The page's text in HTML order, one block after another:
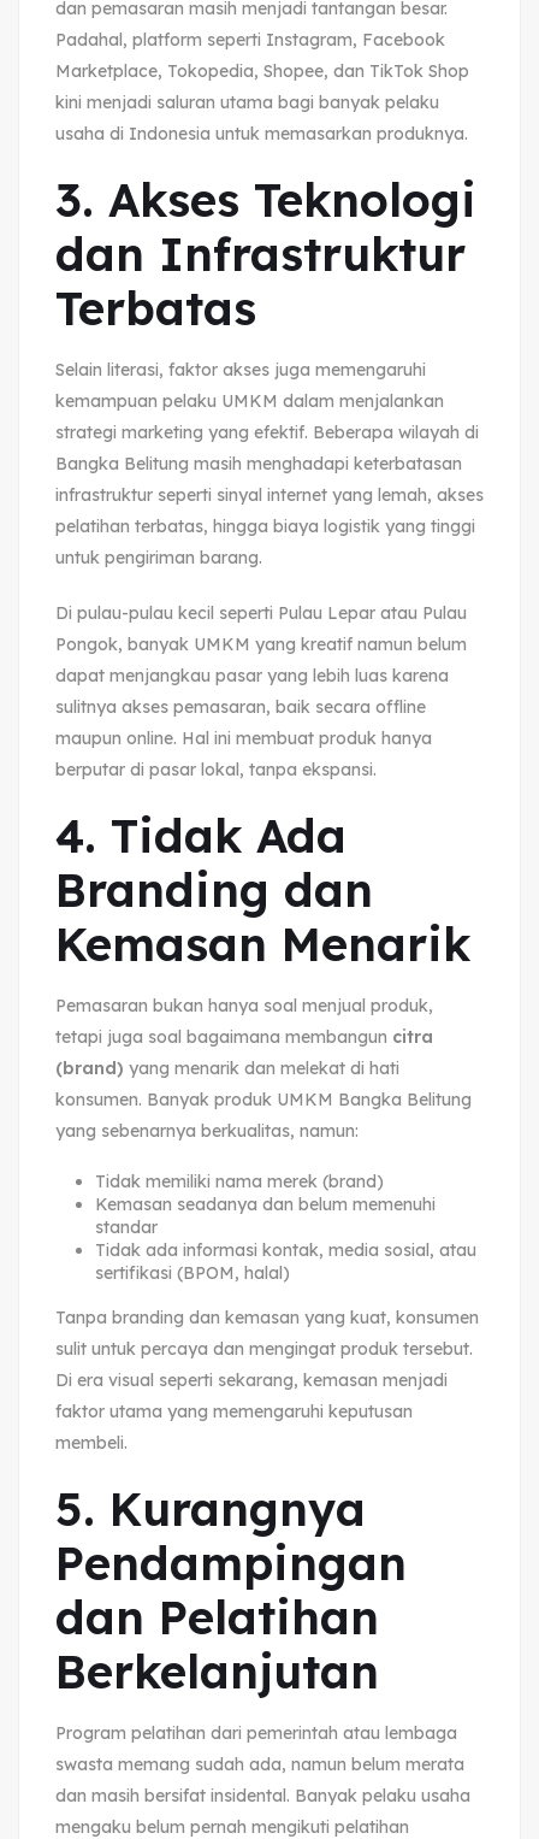
dan pemasaran masih menjadi tantangan besar.
Padahal, platform seperti Instagram, Facebook
Marketplace, Tokopedia, Shopee, dan TikTok Shop
kini menjadi saluran utama bagi banyak pelaku
usaha di Indonesia untuk memasarkan produknya.
3. Akses Teknologi
dan Infrastruktur
Terbatas
Selain literasi, faktor akses juga memengaruhi
kemampuan pelaku UMKM dalam menjalankan
strategi marketing yang efektif. Beberapa wilayah di
Bangka Belitung masih menghadapi keterbatasan
infrastruktur seperti sinyal internet yang lemah, akses
pelatihan terbatas, hingga biaya logistik yang tinggi
untuk pengiriman barang.
Di pulau-pulau kecil seperti Pulau Lepar atau Pulau
Pongok, banyak UMKM yang kreatif namun belum
dapat menjangkau pasar yang lebih luas karena
sulitnya akses pemasaran, baik secara offline
maupun online. Hal ini membuat produk hanya
berputar di pasar lokal, tanpa ekspansi.
4. Tidak Ada
Branding dan
Kemasan Menarik
Pemasaran bukan hanya soal menjual produk,
tetapi juga soal bagaimana membangun citra
(brand) yang menarik dan melekat di hati
konsumen. Banyak produk UMKM Bangka Belitung
yang sebenarnya berkualitas, namun:
Tidak memiliki nama merek (brand)
Kemasan seadanya dan belum memenuhi
standar
Tidak ada informasi kontak, media sosial, atau
sertifikasi (BPOM, halal)
Tanpa branding dan kemasan yang kuat, konsumen
sulit untuk percaya dan mengingat produk tersebut.
Di era visual seperti sekarang, kemasan menjadi
faktor utama yang memengaruhi keputusan
membeli.
5. Kurangnya
Pendampingan
dan Pelatihan
Berkelanjutan
Program pelatihan dari pemerintah atau lembaga
swasta memang sudah ada, namun belum merata
dan masih bersifat insidental. Banyak pelaku usaha
mengaku belum pernah mengikuti pelatihan